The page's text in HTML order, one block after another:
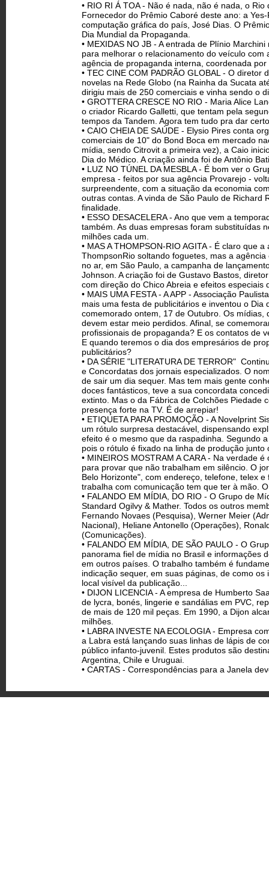
• RIO RI Á TOA - Não é nada, não é nada, o
Fornecedor do Prêmio Caboré deste ano: a
computação gráfica do país, José Dias. O
Dia Mundial da Propaganda.
• MEXIDAS NO JB - A entrada de Plínio
para melhorar o relacionamento do veículo
agência de propaganda interna, coordenada
• TEC CINE COM PADRÃO GLOBAL - O
novelas na Rede Globo (na Rainha da Sucata
dirigiu mais de 250 comerciais e vinha sendo o
• GROTTERA CRESCE NO RIO - Maria Alice
o criador Ricardo Galletti, que tentam pela
tempos da Tandem. Agora tem tudo pra dar
• CAIO CHEIA DE SAÚDE - Elysio Pires conta
comerciais de 10" do Bond Boca em mercado
mídia, sendo Citrovit a primeira vez), a Caio
Dia do Médico. A criação ainda foi de Antônio
• LUZ NO TÚNEL DA MESBLA - É bom ver o
empresa - feitos por sua agência Provarejo -
surpreendente, com a situação da economia
outras contas. A vinda de São Paulo de
finalidade.
• ESSO DESACELERA - Ano que vem a
também. As duas empresas foram substituídas
milhões cada um.
• MAS A THOMPSON-RIO AGITA - É claro que
Thompson­Rio soltando foguetes, mas a
no ar, em São Paulo, a campanha de
Johnson. A criação foi de Gustavo Bastos,
com direção do Chico Abreia e efeitos
• MAIS UMA FESTA - A APP - Associação
mais uma festa de publicitários e inventou o Dia
comemorado ontem, 17 de Outubro. Os
devem estar meio perdidos. Afinal, se
profissionais de propaganda? E os contatos de
E quando teremos o dia dos empresários de
publicitários?
• DA SÉRIE "LITERATURA DE TERROR"
e Concordatas dos jornais especializados. O
de sair um dia sequer. Mas tem mais gente
doces fantásticos, teve a sua concordata
extinto. Mas o da Fábrica de Colchões Piedade
presença forte na TV. É de arrepiar!
• ETIQUETA PARA PROMOÇÃO - A Novelprint
um rótulo surpresa destacável, dispensando
efeito é o mesmo que da raspadinha. Segundo
pois o rótulo é fixado na linha de produção
• MINEIROS MOSTRAM A CARA - Na verdade
para provar que não trabalham em silêncio. O
Belo Horizonte", com endereço, telefone, telex
trabalha com comunicação tem que ter à mão.
• FALANDO EM MÍDIA, DO RIO - O Grupo de
Standard Ogilvy & Mather. Todos os outros
Fernando Novaes (Pesquisa), Werner Meier
Nacional), Heliane Antonello (Operações),
(Comunicações).
• FALANDO EM MÍDIA, DE SÃO PAULO - O
panorama fiel de mídia no Brasil e informações
em outros países. O trabalho também é
indicação sequer, em suas páginas, de como
local visível da publicação...
• DIJON LICENCIA - A empresa de Humberto
de lycra, bonés, lingerie e sandálias em PVC,
de mais de 120 mil peças. Em 1990, a Dijon
milhões.
• LABRA INVESTE NA ECOLOGIA - Empresa
a Labra está lançando suas linhas de lápis de
público infanto-juvenil. Estes produtos são
Argentina, Chile e Uruguai.
• CARTAS - Correspondências para a Janela